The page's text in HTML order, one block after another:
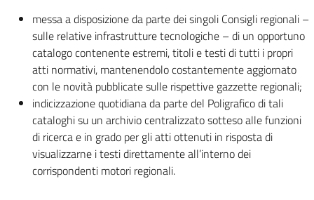
messa a disposizione da parte dei singoli Consigli regionali –
sulle relative infrastrutture tecnologiche – di un opportuno
catalogo contenente estremi, titoli e testi di tutti i propri
atti normativi, mantenendolo costantemente aggiornato
con le novità pubblicate sulle rispettive gazzette regionali;
indicizzazione quotidiana da parte del Poligrafico di tali
cataloghi su un archivio centralizzato sotteso alle funzioni
di ricerca e in grado per gli atti ottenuti in risposta di
visualizzarne i testi direttamente all’interno dei
corrispondenti motori regionali.